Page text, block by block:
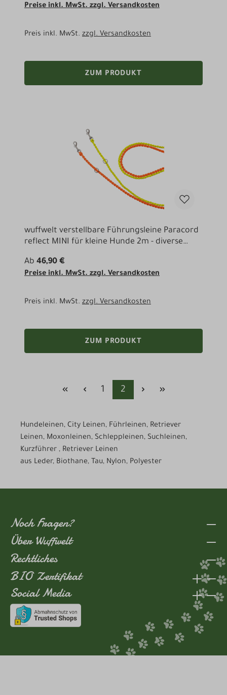
Preise inkl. MwSt. zzgl. Versandkosten
Preis inkl. MwSt. zzgl. Versandkosten
ZUM PRODUKT
wuffwelt verstellbare Führungsleine Paracord
reflect MINI für kleine Hunde 2m - diverse
Ab 46,90 €
Preise inkl. MwSt. zzgl. Versandkosten
Preis inkl. MwSt. zzgl. Versandkosten
ZUM PRODUKT
Seite
1 Seite
2
Hundeleinen, City Leinen, Führleinen, Retriever
Leinen, Moxonleinen, Schleppleinen, Suchleinen,
Kurzführer , Retriever Leinen
aus Leder, Biothane, Tau, Nylon, Polyester
Noch Fragen?
Über Wuffwelt
Rechtliches
BIO Zertifikat
Social Media